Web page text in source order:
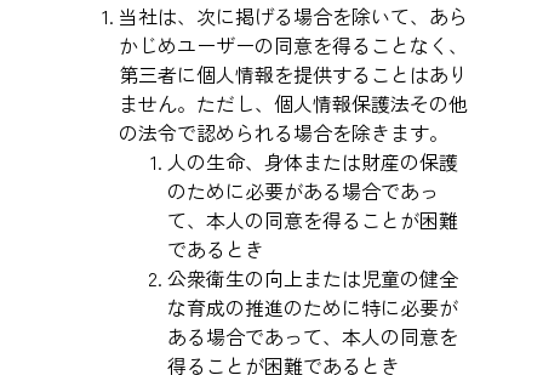
当社は、次に掲げる場合を除いて、あら
かじめユーザーの同意を得ることなく、
第三者に個人情報を提供することはあり
ません。ただし、個人情報保護法その他
の法令で認められる場合を除きます。
人の生命、身体または財産の保護
のために必要がある場合であっ
て、本人の同意を得ることが困難
であるとき
公衆衛生の向上または児童の健全
な育成の推進のために特に必要が
ある場合であって、本人の同意を
得ることが困難であるとき